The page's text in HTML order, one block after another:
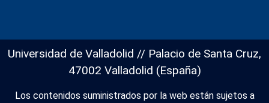
Universidad de Valladolid // Palacio de Santa Cruz,
47002 Valladolid (España)
Los contenidos suministrados por la web están sujetos a